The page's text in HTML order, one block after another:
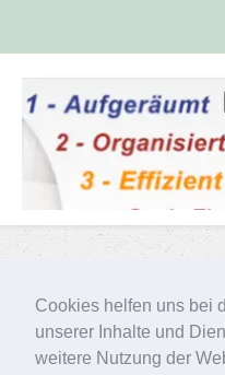
Cookies helfen uns bei
unserer Inhalte und
weitere Nutzung der
© 2016 Meike Kranz